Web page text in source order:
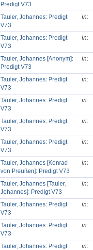
Predigt V73
Tauler, Johannes: Predigt
V73
in:
Tauler, Johannes: Predigt
V73
in:
Tauler, Johannes [Anonym]:
Predigt V73
in:
Tauler, Johannes: Predigt
V73
in:
Tauler, Johannes: Predigt
V73
in:
Tauler, Johannes: Predigt
V73
in:
Tauler, Johannes: Predigt
V73
in:
Tauler, Johannes [Konrad
von Preußen]: Predigt V73
in:
Tauler, Johannes [Tauler,
Johannes]: Predigt V73
in:
Tauler, Johannes: Predigt
V73
in:
Tauler, Johannes: Predigt
V73
in:
Tauler, Johannes: Predigt
in: